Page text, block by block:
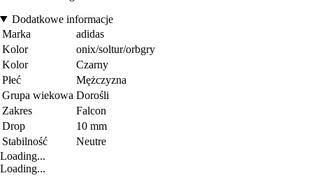
Dodatkowe informacje
Marka
adidas
Kolor
onix/soltur/orbgry
Kolor
Czarny
Płeć
Mężczyzna
Grupa wiekowa Dorośli
Zakres
Falcon
Drop
10 mm
Stabilność
Neutre
Loading...
Loading...